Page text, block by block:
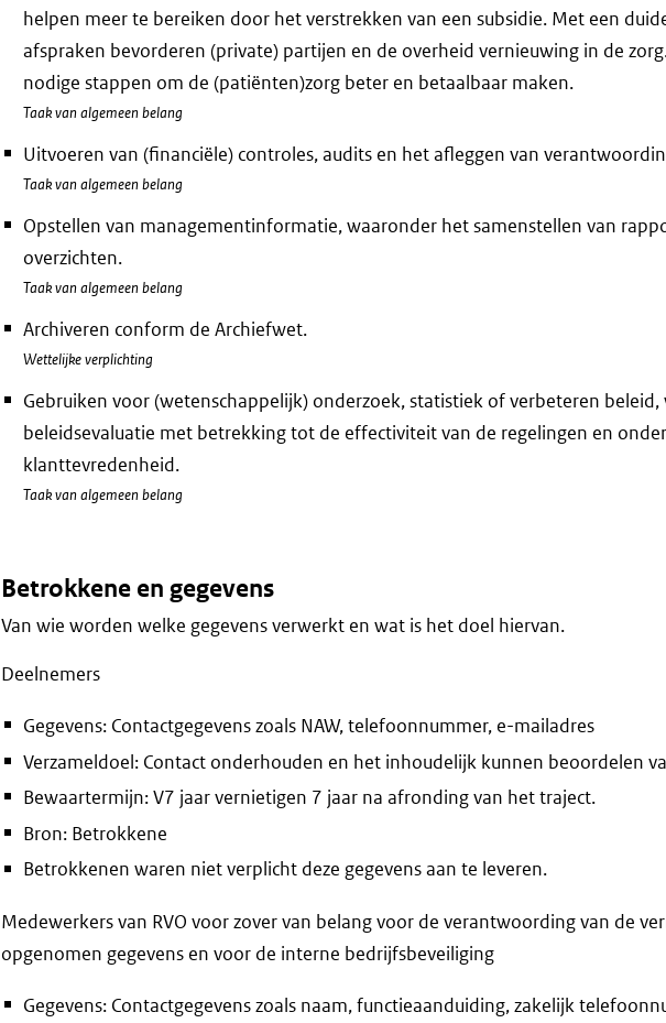
helpen meer te bereiken door het verstrekken van een subsidie. Met een
afspraken bevorderen (private) partijen en de overheid vernieuwing in de
nodige stappen om de (patiënten)zorg beter en betaalbaar maken.
Taak van algemeen belang
Uitvoeren van (financiële) controles, audits en het afleggen van
Taak van algemeen belang
Opstellen van managementinformatie, waaronder het samenstellen van
overzichten.
Taak van algemeen belang
Archiveren conform de Archiefwet.
Wettelijke verplichting
Gebruiken voor (wetenschappelijk) onderzoek, statistiek of verbeteren
beleidsevaluatie met betrekking tot de effectiviteit van de regelingen en
klanttevredenheid.
Taak van algemeen belang
Betrokkene en gegevens
Van wie worden welke gegevens verwerkt en wat is het doel hiervan.
Deelnemers
Gegevens: Contactgegevens zoals NAW, telefoonnummer, e-mailadres
Verzameldoel: Contact onderhouden en het inhoudelijk kunnen beoordelen
Bewaartermijn: V7 jaar vernietigen 7 jaar na afronding van het traject.
Bron: Betrokkene
Betrokkenen waren niet verplicht deze gegevens aan te leveren.
Medewerkers van RVO voor zover van belang voor de verantwoording van de
opgenomen gegevens en voor de interne bedrijfsbeveiliging
Gegevens: Contactgegevens zoals naam, functieaanduiding, zakelijk